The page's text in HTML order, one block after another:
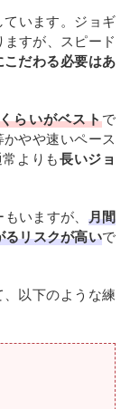
ています。ジョギ
ますが、スピード
こだわる必要はあ
らいがベストで
やや速いペース
常よりも長いジョ
いますが、 月間
リスクが高いで
以下のような練